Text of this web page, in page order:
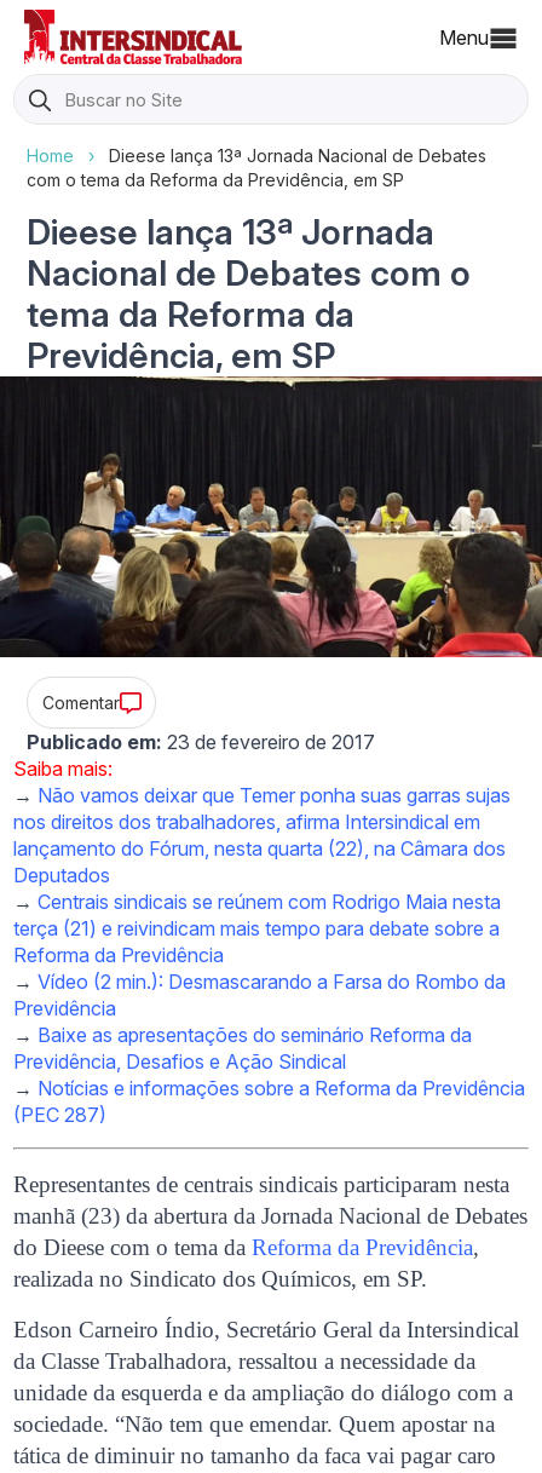
Menu
Search
for:
Home ›
Dieese lança 13ª Jornada Nacional de Debates
com o tema da Reforma da Previdência, em SP
Dieese lança 13ª Jornada
Nacional de Debates com o
tema da Reforma da
Previdência, em SP
Comentar
Publicado em: 23 de fevereiro de 2017
Saiba mais:
→ Não vamos deixar que Temer ponha suas garras sujas
nos direitos dos trabalhadores, afirma Intersindical em
lançamento do Fórum, nesta quarta (22), na Câmara dos
Deputados
→Centrais sindicais se reúnem com Rodrigo Maia nesta
terça (21) e reivindicam mais tempo para debate sobre a
Reforma da Previdência
→Vídeo (2 min.): Desmascarando a Farsa do Rombo da
Previdência
→ Baixe as apresentações do seminário Reforma da
Previdência, Desafios e Ação Sindical
→ Notícias e informações sobre a Reforma da Previdência
(PEC 287)
Representantes de centrais sindicais participaram nesta
manhã (23) da abertura da Jornada Nacional de Debates
do Dieese com o tema daReforma da Previdência,
realizada no Sindicato dos Químicos, em SP.
Edson Carneiro Índio, Secretário Geral da Intersindical
da Classe Trabalhadora, ressaltou a necessidade da
unidade da esquerda e da ampliação do diálogo com a
sociedade. “Não tem que emendar. Quem apostar na
tática de diminuir no tamanho da faca vai pagar caro